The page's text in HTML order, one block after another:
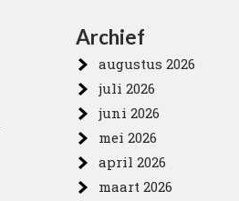
Archief
augustus 2026
juli 2026
juni 2026
mei 2026
april 2026
maart 2026